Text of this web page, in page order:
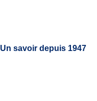
Un savoir depuis 1947